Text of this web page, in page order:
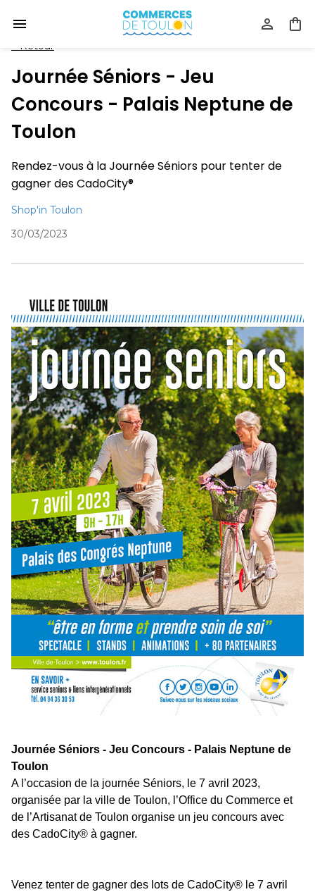
Retour
Journée Séniors - Jeu
Concours - Palais Neptune de
Toulon
Rendez-vous à la Journée Séniors pour tenter de
gagner des CadoCity®
Shop'in Toulon
30/03/2023
Journée Séniors - Jeu Concours - Palais Neptune de
Toulon
A l’occasion de la journée Séniors, le 7 avril 2023,
organisée par la ville de Toulon, l’Office du Commerce et
de l’Artisanat de Toulon organise un jeu concours avec
des CadoCity® à gagner.
Venez tenter de gagner des lots de CadoCity® le 7 avril